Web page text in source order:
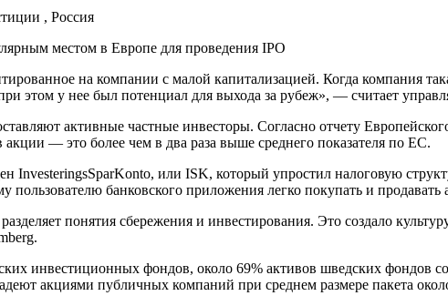
, Россия
на компании с малой капитализацией. Когда компания
этом у нее был потенциал для выхода за рубеж», — считает
активные частные инвесторы. Согласно отчету
— это более чем в два раза выше среднего показателя по ЕС.
InvesteringsSparKonto, или ISK, который упростил налоговую
пользователю банковского приложения легко покупать и
понятия сбережения и инвестирования. Это создало
инвестиционных фондов, около 69% активов шведских фондов
акциями публичных компаний при среднем размере пакета